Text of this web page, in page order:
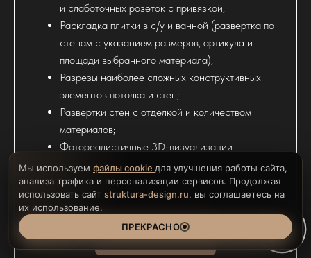
и слаботочных розеток с привязкой;
Раскладка плитки в с/у и ванной (развертка по
стенам с указанием размеров, артикула и
площади выбранного материала);
Разрезы наиболее сложных конструктивных
элементов потолка и стен;
Развертки стен с отделкой и количеством
материалов;
Фотореалистичные 3D-визуализации
помещений.
2700 РУБ / КВ.М
Мы используем файлы cookie для улучшения работы сайта,
анализа трафика и персонализации сервисов. Продолжая
использовать сайт struktura-design.ru, вы соглашаетесь на
их использование.
ПРЕКРАСНО